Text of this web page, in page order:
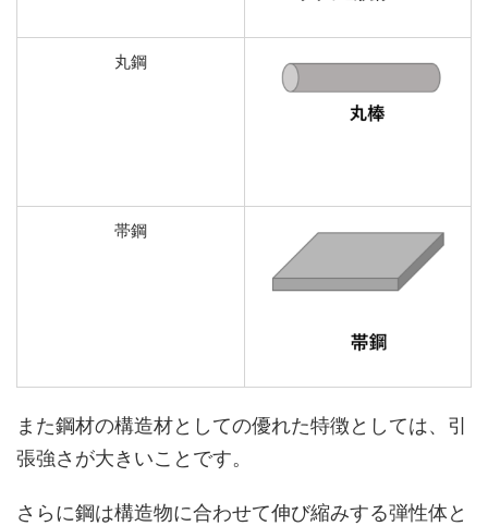
丸鋼
帯鋼
また鋼材の構造材としての優れた特徴としては、引
張強さが大きいことです。
さらに鋼は構造物に合わせて伸び縮みする弾性体と